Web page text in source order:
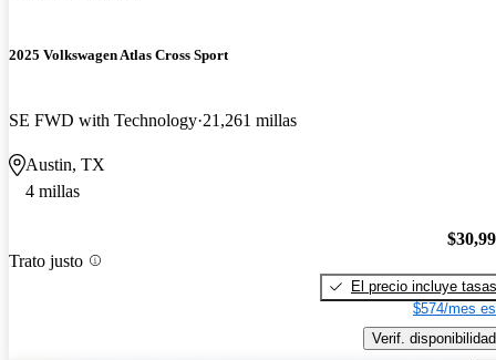
2025 Volkswagen Atlas Cross Sport
SE FWD with Technology 21,261 millas
Austin, TX
4 millas
Trato justo
El precio incluye tasas
$574/mes
Verif. disponibilidad